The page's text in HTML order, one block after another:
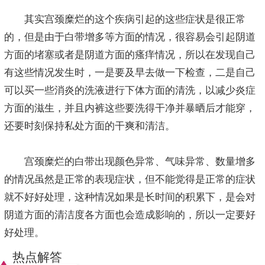
其实宫颈糜烂的这个疾病引起的这些症状是很正常
的，但是由于白带增多等方面的情况，很容易会引起阴道
方面的堵塞或者是阴道方面的瘙痒情况，所以在发现自己
有这些情况发生时，一是要及早去做一下检查，二是自己
可以买一些消炎的洗液进行下体方面的清洗，以减少炎症
方面的滋生，并且内裤这些要洗得干净并暴晒后才能穿，
还要时刻保持私处方面的干爽和清洁。
宫颈糜烂的白带出现颜色异常、气味异常、数量增多
的情况虽然是正常的表现症状，但不能觉得是正常的症状
就不好好处理，这种情况如果是长时间的积累下，是会对
阴道方面的清洁度各方面也会造成影响的，所以一定要好
好处理。
热点解答